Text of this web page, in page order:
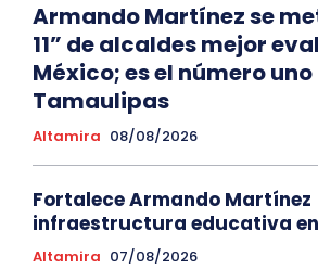
Armando Martínez se
11” de alcaldes mejor
México; es el número uno
Tamaulipas
Altamira 08/08/2026
Fortalece Armando Martínez
infraestructura educativa
Altamira 07/08/2026